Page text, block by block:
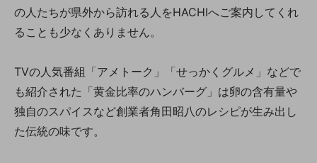
の人たちが県外から訪れる人をHACHIへご案内してくれ
ることも少なくありません。
TVの人気番組「アメトーク」「せっかくグルメ」などで
も紹介された「黄金比率のハンバーグ」は卵の含有量や
独自のスパイスなど創業者角田昭八のレシピが生み出し
た伝統の味です。